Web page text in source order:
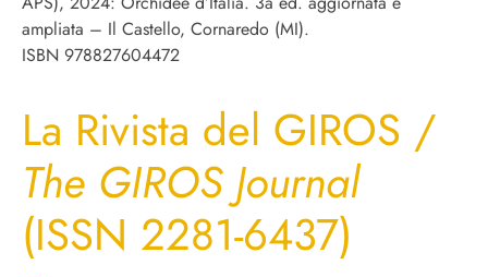
ampliata – Il Castello, Cornaredo (MI).
ISBN 978827604472
La Rivista del GIROS /
The GIROS Journal
(ISSN 2281-6437)